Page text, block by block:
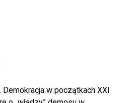
Demokracja w początkach XXI